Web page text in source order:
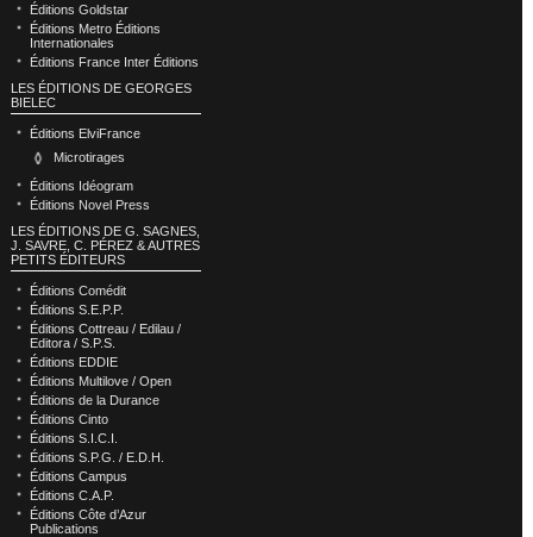
Éditions Goldstar
Éditions Metro Éditions
Internationales
Éditions France Inter Éditions
LES ÉDITIONS DE GEORGES
BIELEC
Éditions ElviFrance
Microtirages
Éditions Idéogram
Éditions Novel Press
LES ÉDITIONS DE G. SAGNES,
J. SAVRE, C. PÉREZ & AUTRES
PETITS ÉDITEURS
Éditions Comédit
Éditions S.E.P.P.
Éditions Cottreau / Edilau /
Editora / S.P.S.
Éditions EDDIE
Éditions Multilove / Open
Éditions de la Durance
Éditions Cinto
Éditions S.I.C.I.
Éditions S.P.G. / E.D.H.
Éditions Campus
Éditions C.A.P.
Éditions Côte d’Azur
Publications